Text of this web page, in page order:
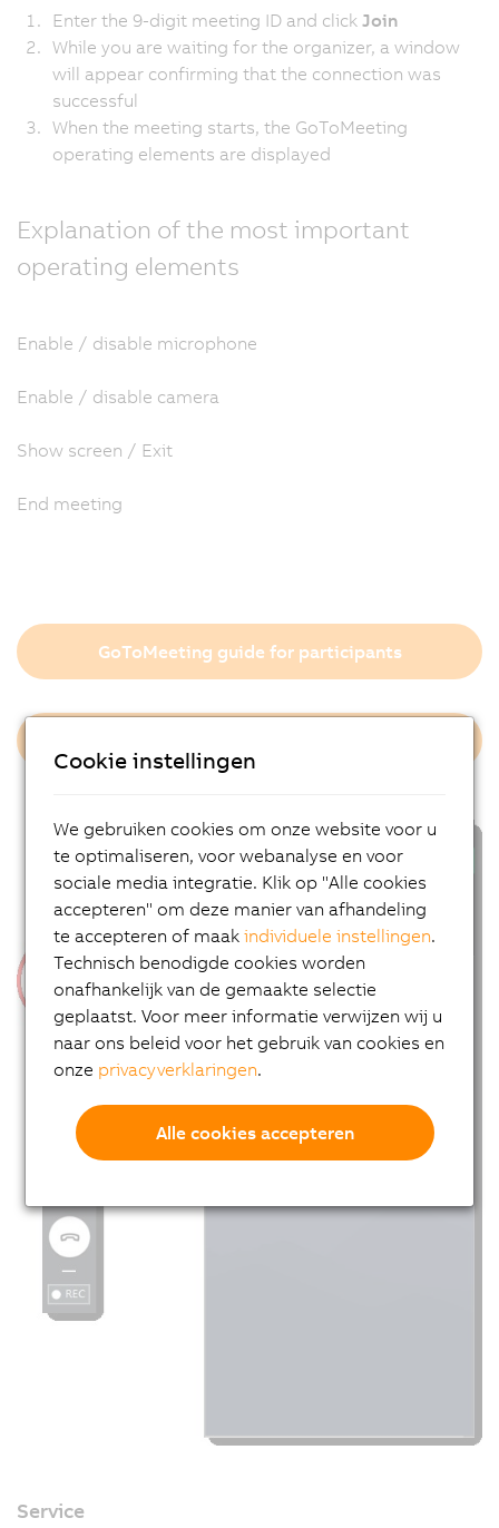
Enter the 9-digit meeting ID and click Join
While you are waiting for the organizer, a window
will appear confirming that the connection was
successful
When the meeting starts, the GoToMeeting
operating elements are displayed
Explanation of the most important
operating elements
Enable / disable microphone
Enable / disable camera
Show screen / Exit
End meeting
GoToMeeting guide for participants
Service
Cookie instellingen
We gebruiken cookies om onze website voor u
te optimaliseren, voor webanalyse en voor
sociale media integratie. Klik op "Alle cookies
accepteren" om deze manier van afhandeling
te accepteren of maakindividuele instellingen.
Technisch benodigde cookies worden
onafhankelijk van de gemaakte selectie
geplaatst. Voor meer informatie verwijzen wij u
naar ons beleid voor het gebruik van cookies en
onze privacyverklaringen.
Alle cookies accepteren